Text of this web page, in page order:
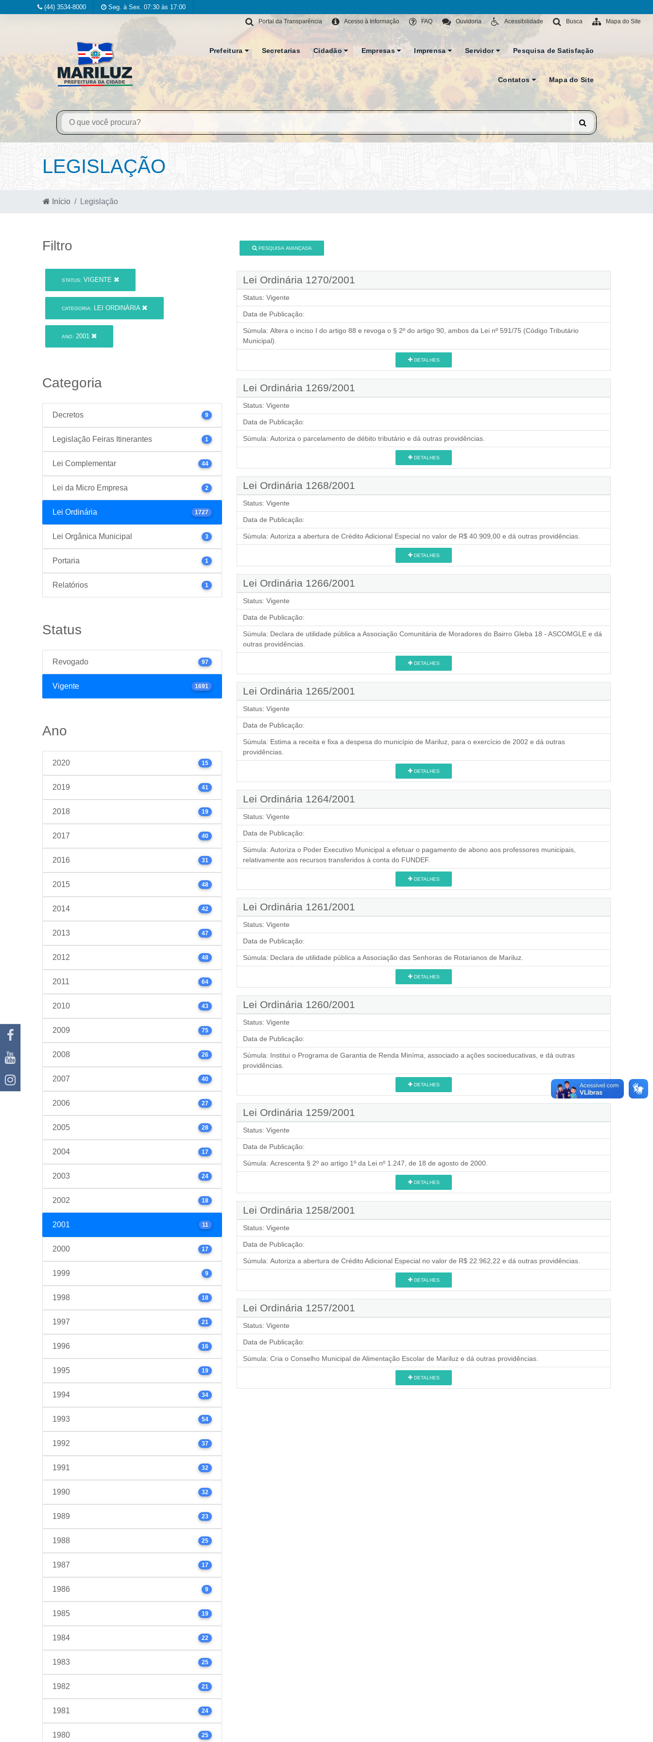
(44) 3534-8000 Seg. à Sex. 07:30 às 17:00
Mapa do Site
Busca
Acessibilidade
Ouvidoria
FAQ
Acesso à Informação
Portal da Transparência
Prefeitura Secretarias Cidadão Empresas Imprensa Servidor Pesquisa de Satisfação
Contatos Mapa do Site
LEGISLAÇÃO
Início Legislação
Filtro
STATUS: VIGENTE
CATEGORIA: LEI ORDINÁRIA
ANO: 2001
Categoria
Decretos 9
Legislação Feiras Itinerantes 1
Lei Complementar 44
Lei da Micro Empresa 2
Lei Ordinária 1727
Lei Orgânica Municipal 3
Portaria 1
Relatórios 1
Status
Revogado 97
Vigente 1691
Ano
2020 15
2019 41
2018 19
2017 40
2016 31
2015 48
2014 42
2013 47
2012 48
2011 64
2010 43
2009 75
2008 26
2007 40
2006 27
2005 28
2004 17
2003 24
2002 18
2001 11
2000 17
1999 9
1998 18
1997 21
1996 16
1995 19
1994 34
1993 54
1992 37
1991 32
1990 32
1989 23
1988 25
1987 17
1986 9
1985 19
1984 22
1983 25
1982 21
1981 24
1980 25
PESQUISA AVANÇADA
Lei Ordinária 1270/2001
Status: Vigente
Data de Publicação:
Súmula: Altera o inciso I do artigo 88 e revoga o § 2º do artigo 90, ambos da Lei nº 591/75 (Código Tributário
Municipal).
DETALHES
Lei Ordinária 1269/2001
Status: Vigente
Data de Publicação:
Súmula: Autoriza o parcelamento de débito tributário e dá outras providências.
DETALHES
Lei Ordinária 1268/2001
Status: Vigente
Data de Publicação:
Súmula: Autoriza a abertura de Crédito Adicional Especial no valor de R$ 40.909,00 e dá outras providências.
DETALHES
Lei Ordinária 1266/2001
Status: Vigente
Data de Publicação:
Súmula: Declara de utilidade pública a Associação Comunitária de Moradores do Bairro Gleba 18 - ASCOMGLE e dá
outras providências.
DETALHES
Lei Ordinária 1265/2001
Status: Vigente
Data de Publicação:
Súmula: Estima a receita e fixa a despesa do município de Mariluz, para o exercício de 2002 e dá outras
providências.
DETALHES
Lei Ordinária 1264/2001
Status: Vigente
Data de Publicação:
Súmula: Autoriza o Poder Executivo Municipal a efetuar o pagamento de abono aos professores municipais,
relativamente aos recursos transferidos à conta do FUNDEF.
DETALHES
Lei Ordinária 1261/2001
Status: Vigente
Data de Publicação:
Súmula: Declara de utilidade pública a Associação das Senhoras de Rotarianos de Mariluz.
DETALHES
Lei Ordinária 1260/2001
Status: Vigente
Data de Publicação:
Súmula: Institui o Programa de Garantia de Renda Miníma, associado a ações socioeducativas, e dá outras
providências.
DETALHES
Lei Ordinária 1259/2001
Status: Vigente
Data de Publicação:
Súmula: Acrescenta § 2º ao artigo 1º da Lei nº 1.247, de 18 de agosto de 2000.
DETALHES
Lei Ordinária 1258/2001
Status: Vigente
Data de Publicação:
Súmula: Autoriza a abertura de Crédito Adicional Especial no valor de R$ 22.962,22 e dá outras providências.
DETALHES
Lei Ordinária 1257/2001
Status: Vigente
Data de Publicação:
Súmula: Cria o Conselho Municipal de Alimentação Escolar de Mariluz e dá outras providências.
DETALHES